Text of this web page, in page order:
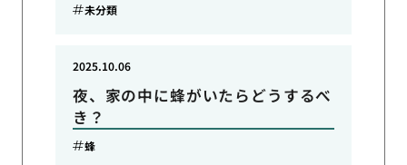
未分類
夜、家の中に蜂がいたらどうするべ
き？
2025.10.06
蜂